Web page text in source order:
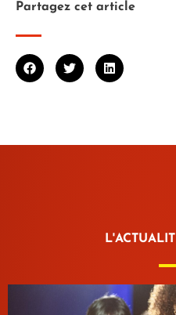
Partagez cet article